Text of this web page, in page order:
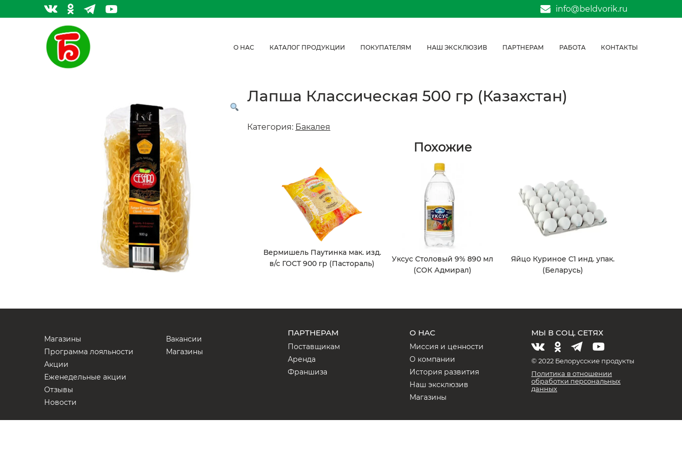
info@beldvorik.ru
О НАС КАТАЛОГ ПРОДУКЦИИ ПОКУПАТЕЛЯМ НАШ ЭКСКЛЮЗИВ ПАРТНЕРАМ РАБОТА КОНТАКТЫ
Лапша Классическая 500 гр (Казахстан)
Категория: Бакалея
Похожие
Вермишель Паутинка мак. изд.
в/с ГОСТ 900 гр (Пастораль)
Уксус Столовый 9% 890 мл
(СОК Адмирал)
Яйцо Куриное С1 инд. упак.
(Беларусь)
Магазины
Программа лояльности
Акции
Еженедельные акции
Отзывы
Новости
Вакансии
Магазины
ПАРТНЕРАМ
Поставщикам
Аренда
Франшиза
О НАС
Миссия и ценности
О компании
История развития
Наш эксклюзив
Магазины
МЫ В СОЦ. СЕТЯХ
© 2022 Белорусские продукты
Политика в отношении
обработки персональных
данных